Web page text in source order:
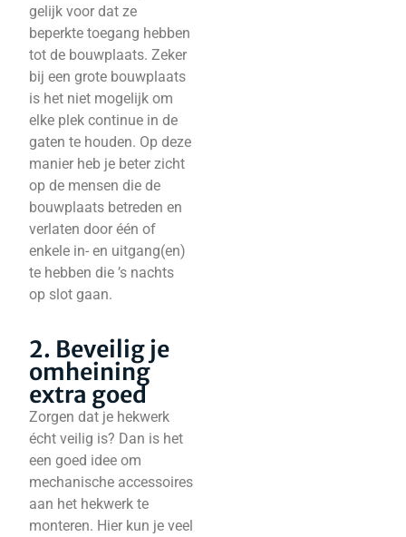
gelijk voor dat ze
beperkte toegang hebben
tot de bouwplaats. Zeker
bij een grote bouwplaats
is het niet mogelijk om
elke plek continue in de
gaten te houden. Op deze
manier heb je beter zicht
op de mensen die de
bouwplaats betreden en
verlaten door één of
enkele in- en uitgang(en)
te hebben die ’s nachts
op slot gaan.
2. Beveilig je
omheining
extra goed
Zorgen dat je hekwerk
écht veilig is? Dan is het
een goed idee om
mechanische accessoires
aan het hekwerk te
monteren. Hier kun je veel